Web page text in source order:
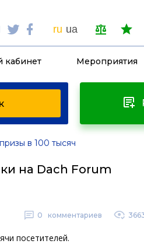
ru ua
кабинет Мероприятия
в 100 тысяч
на Dach Forum
0 комментариев
посетителей.